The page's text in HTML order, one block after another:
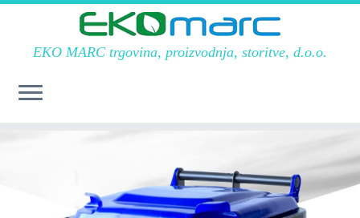
EKO MARC trgovina, proizvodnja, storitve, d.o.o.